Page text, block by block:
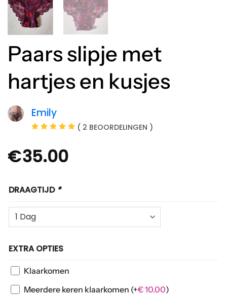
Paars slipje met
hartjes en kusjes
Emily
( 2 BEOORDELINGEN )
€35.00
DRAAGTIJD *
EXTRA OPTIES
Klaarkomen
Meerdere keren klaarkomen (+€10.00)